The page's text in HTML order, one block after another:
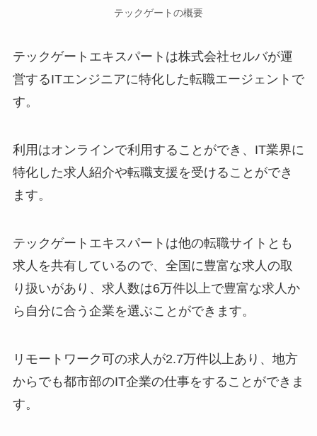
テックゲートの概要
テックゲートエキスパートは株式会社セルバが運
営するITエンジニアに特化した転職エージェントで
す。
利用はオンラインで利用することができ、IT業界に
特化した求人紹介や転職支援を受けることができ
ます。
テックゲートエキスパートは他の転職サイトとも
求人を共有しているので、全国に豊富な求人の取
り扱いがあり、求人数は6万件以上で豊富な求人か
ら自分に合う企業を選ぶことができます。
リモートワーク可の求人が2.7万件以上あり、地方
からでも都市部のIT企業の仕事をすることができま
す。